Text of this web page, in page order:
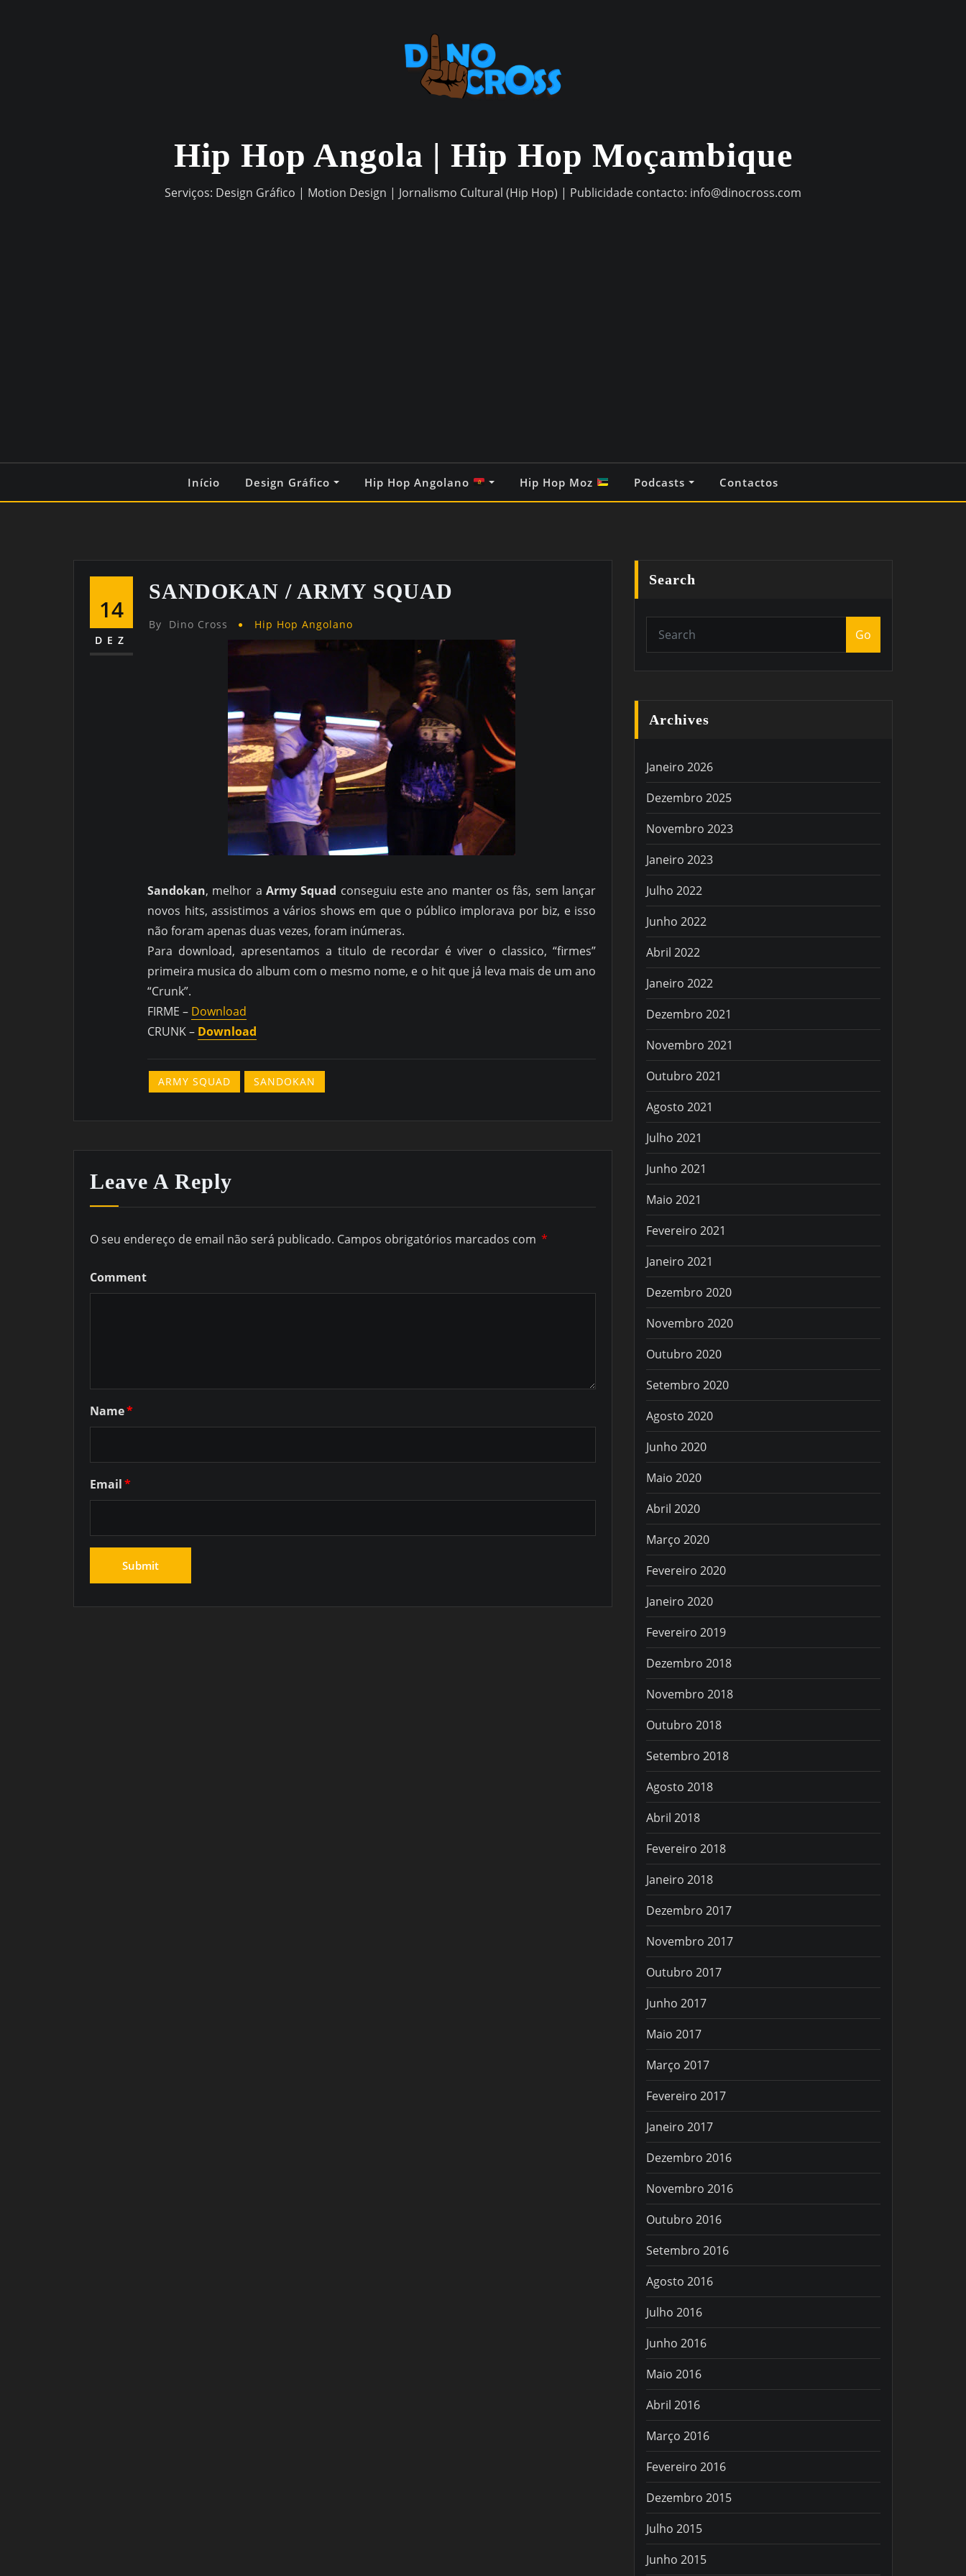
Hip Hop Angola | Hip Hop Moçambique
Serviços: Design Gráfico | Motion Design | Jornalismo Cultural (Hip Hop) | Publicidade contacto: info@dinocross.com
Início Design Gráfico Hip Hop Angolano Hip Hop Moz Podcasts Contactos
14
DEZ
SANDOKAN / ARMY SQUAD
By Dino Cross Hip Hop Angolano
Sandokan, melhor a Army Squad conseguiu este ano manter os fâs, sem lançar
novos hits, assistimos a vários shows em que o público implorava por biz, e isso
não foram apenas duas vezes, foram inúmeras.
Para download, apresentamos a titulo de recordar é viver o classico, “firmes”
primeira musica do album com o mesmo nome, e o hit que já leva mais de um ano
“Crunk”.
FIRME – Download
CRUNK – Download
ARMY SQUAD SANDOKAN
Leave A Reply
O seu endereço de email não será publicado. Campos obrigatórios marcados com *
Comment
Name*
Email*
Search
Go
Archives
Janeiro 2026
Dezembro 2025
Novembro 2023
Janeiro 2023
Julho 2022
Junho 2022
Abril 2022
Janeiro 2022
Dezembro 2021
Novembro 2021
Outubro 2021
Agosto 2021
Julho 2021
Junho 2021
Maio 2021
Fevereiro 2021
Janeiro 2021
Dezembro 2020
Novembro 2020
Outubro 2020
Setembro 2020
Agosto 2020
Junho 2020
Maio 2020
Abril 2020
Março 2020
Fevereiro 2020
Janeiro 2020
Fevereiro 2019
Dezembro 2018
Novembro 2018
Outubro 2018
Setembro 2018
Agosto 2018
Abril 2018
Fevereiro 2018
Janeiro 2018
Dezembro 2017
Novembro 2017
Outubro 2017
Junho 2017
Maio 2017
Março 2017
Fevereiro 2017
Janeiro 2017
Dezembro 2016
Novembro 2016
Outubro 2016
Setembro 2016
Agosto 2016
Julho 2016
Junho 2016
Maio 2016
Abril 2016
Março 2016
Fevereiro 2016
Dezembro 2015
Julho 2015
Junho 2015